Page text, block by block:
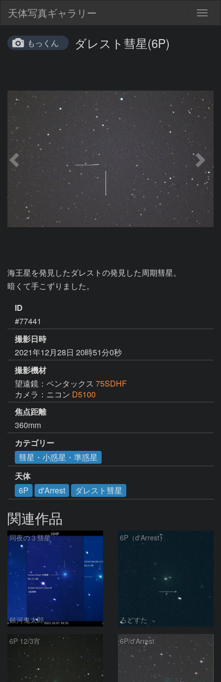
天体写真ギャラリー
もっくん ダレスト彗星(6P)
海王星を発見したダレストの発見した周期彗星。
暗くて手こずりました。
ID
#77441
撮影日時
2021年12月28日 20時51分0秒
撮影機材
望遠鏡：ペンタックス 75SDHF
カメラ：ニコン D5100
焦点距離
360mm
カテゴリー
彗星・小惑星・準惑星
天体
6P
d'Arrest ダレスト彗星
関連作品
同夜の３彗星
銀河鬼太郎
6P（d'Arrest）
ろどすた
6P 12/3宵 6P/d'Arrest